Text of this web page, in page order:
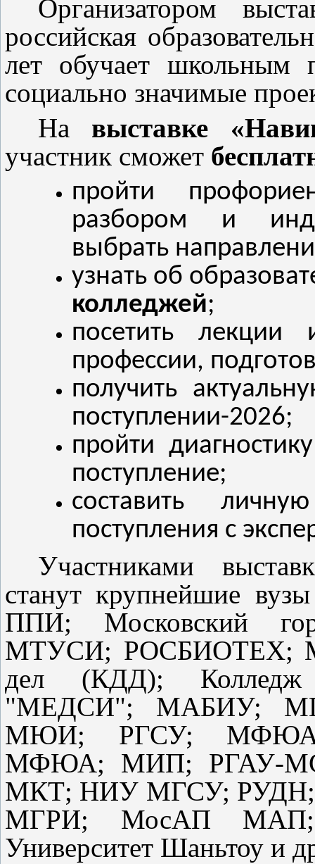
Организатором
российская
лет обучает школьным
социально значимые
На выставке
участник сможет
пройти
разбором и
выбрать
узнать об
колледжей;
посетить
профессии,
получить
поступлении-2026;
пройти
поступление;
составить
поступления с
Участниками
станут крупнейшие
ППИ; Московский
МТУСИ; РОСБИОТЕХ;
дел (КДД); Колледж
"МЕДСИ"; МАБИУ;
МЮИ; РГСУ; МФЮА;
МФЮА; МИП; РГАУ-
МКТ; НИУ МГСУ; РУДН;
МГРИ; МосАП МАП;
Университет Шаньтоу и